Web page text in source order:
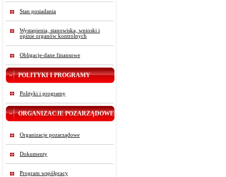
Stan posiadania
Wystąpienia, stanowiska, wnioski i
opinie organów kontrolnych
Obligacje-dane finansowe
POLITYKI I PROGRAMY
Polityki i programy
ORGANIZACJE POZARZĄDOWE
Organizacje pozarządowe
Dokumenty
Program współpracy